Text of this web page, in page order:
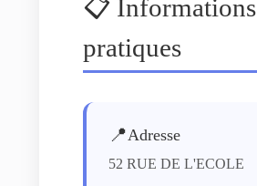
📋 Informations
pratiques
📍Adresse
52 RUE DE L'ECOLE